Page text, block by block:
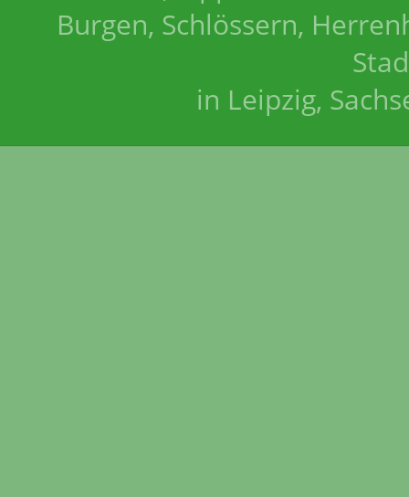
Burgen, Schlössern,
in Leipzig,